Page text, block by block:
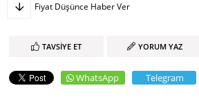
Fiyat Düşünce Haber Ver
TAVSIYE ET YORUM YAZ
WhatsApp Telegram